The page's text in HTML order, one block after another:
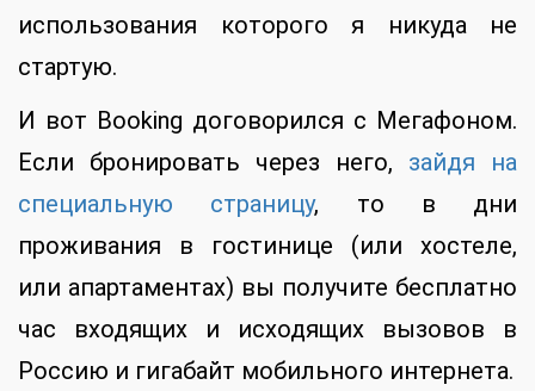
использования которого я никуда не
стартую.
И вот Booking договорился с Мегафоном.
Если бронировать через него, зайдя на
специальную страницу, то в дни
проживания в гостинице (или хостеле,
или апартаментах) вы получите бесплатно
час входящих и исходящих вызовов в
Россию и гигабайт мобильного интернета.